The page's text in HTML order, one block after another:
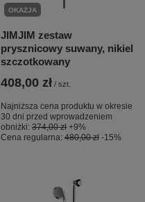
OKAZJA
JIMJIM zestaw
prysznicowy suwany, nikiel
szczotkowany
408,00 zł / szt.
Najniższa cena produktu w okresie
30 dni przed wprowadzeniem
obniżki: 374,00 zł +9%
Cena regularna: 480,00 zł -15%